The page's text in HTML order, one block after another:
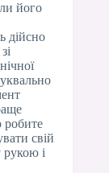
його
дійсно
робите
свій
і